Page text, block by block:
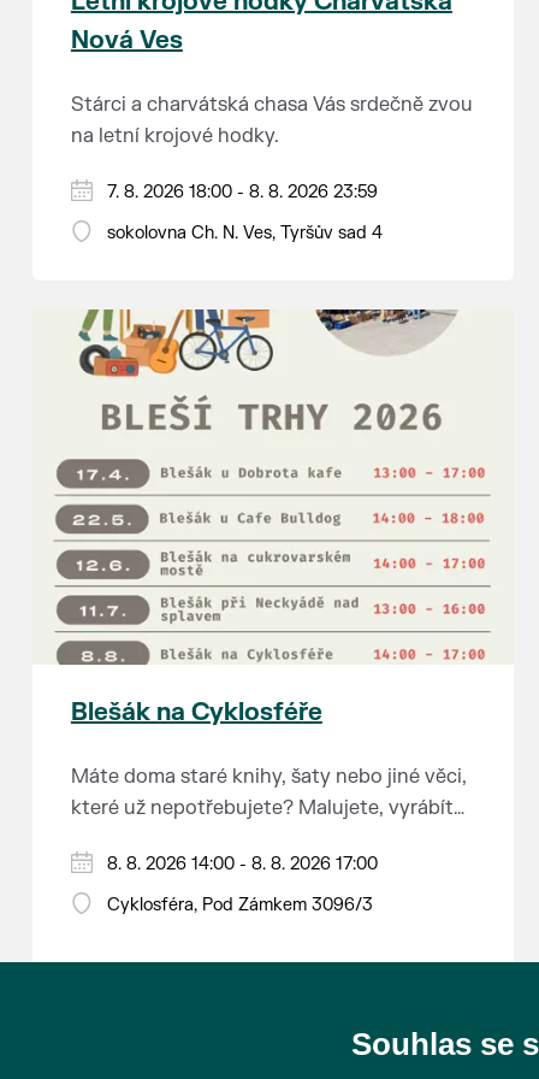
Nová Ves
Stárci a charvátská chasa Vás srdečně zvou
na letní krojové hodky.
PÁTEK 7. srpna
18:00 - ruční stavění máje
14:00 - krojový průvod pro stárky od
hostince “U Buvola”
16:00 - odpolední zábava na sokolovně
21:00 - večerní zábava
K tanci a poslechu bude hrát DH
Lanžhotčané.
Těšíme se na Vás!
7. 8. 2026 18:00 - 8. 8. 2026 23:59
sokolovna Ch. N. Ves, Tyršův sad 4
Blešák na Cyklosféře
Máte doma staré knihy, šaty nebo jiné věci,
které už nepotřebujete? Malujete, vyrábíte
Chcete se zbavit staré sbírky, která
zbytečně leží na půdě? Překáží vám ve
Anebo byste rádi našli poklady za pár
Prodejce prosíme tradičně o příchod 30
8. 8. 2026 14:00 - 8. 8. 2026 17:00
Cyklosféra, Pod Zámkem 3096/3
Souhlas se